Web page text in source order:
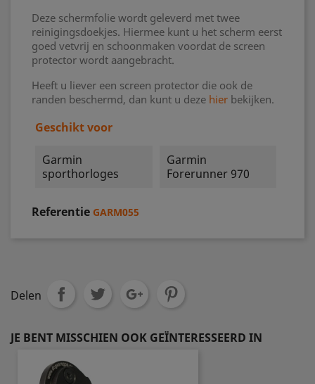
Deze schermfolie wordt geleverd met twee
reinigingsdoekjes. Hiermee kunt u het scherm eerst
goed vetvrij en schoonmaken voordat de screen
protector wordt aangebracht.
Heeft u liever een screen protector die ook de
randen beschermd, dan kunt u deze hier bekijken.
Geschikt voor
Garmin
sporthorloges
Garmin
Forerunner 970
Referentie GARM055
Delen
JE BENT MISSCHIEN OOK GEÏNTERESSEERD IN